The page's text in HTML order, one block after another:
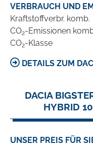
VERBRAUCH UND
Kraftstoffverbr. komb.
CO2-Emissionen
CO2-Klasse
DETAILS ZUM
DACIA
HYBRID
UNSER PREIS FÜR